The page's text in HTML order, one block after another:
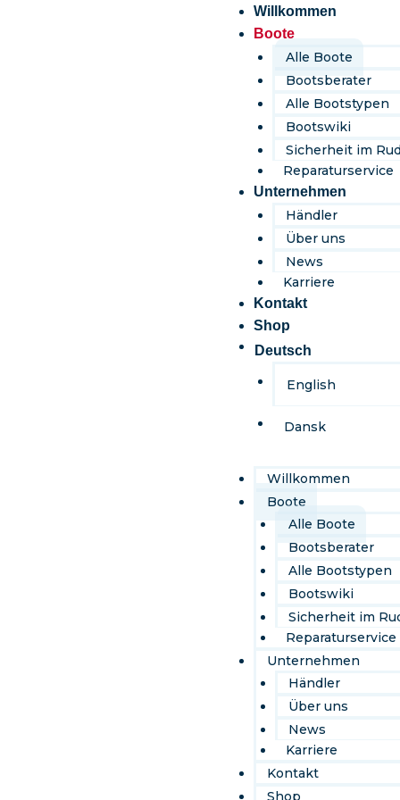
Willkommen
Boote
Alle Boote
Bootsberater
Alle Bootstypen
Bootswiki
Sicherheit im
Reparaturservice
Unternehmen
Händler
Über uns
News
Karriere
Kontakt
Shop
Deutsch
English
Dansk
Willkommen
Boote
Alle Boote
Bootsberater
Alle Bootstypen
Bootswiki
Sicherheit im
Reparaturservice
Unternehmen
Händler
Über uns
News
Karriere
Kontakt
Shop